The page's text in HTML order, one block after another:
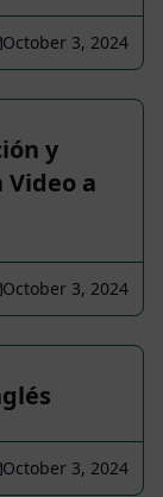
October 3, 2024
y
a
October 3, 2024
October 3, 2024